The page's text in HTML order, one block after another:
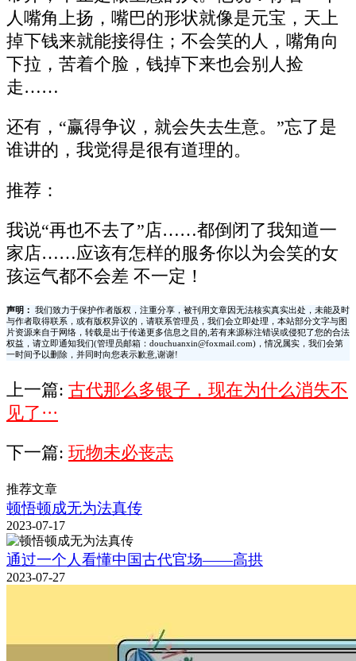
人嘴角上扬，嘴巴的形状就像是元宝，天上
掉下钱来就能接得住；不会笑的人，嘴角向
下拉，苦着个脸，钱掉下来也会别人捡
走……
还有，“赢得争议，就会失去生意。”忘了是
谁讲的，我觉得是很有道理的。
推荐：
我说“再也不去了”店……都倒闭了我知道一
家店……应该有怎样的服务你以为会笑的女
孩运气都不会差 不一定！
声明：
我们致力于保护作者版权，注重分享，被刊用文章因无法核实真实出处，未能及时
与作者取得联系，或有版权异议的，请联系管理员，我们会立即处理，本站部分文字与图
片资源来自于网络，转载是出于传递更多信息之目的,若有来源标注错误或侵犯了您的合法
权益，请立即通知我们(管理员邮箱：douchuanxin@foxmail.com)，情况属实，我们会第
一时间予以删除，并同时向您表示歉意,谢谢!
上一篇: 古代那么多银子，现在为什么消失不
见了···
下一篇: 玩物未必丧志
推荐文章
顿悟顿成无为法真传
2023-07-17
通过一个人看懂中国古代官场——高拱
2023-07-27